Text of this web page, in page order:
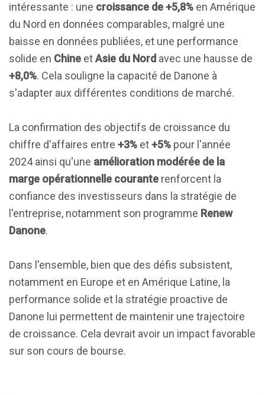
intéressante : une croissance de +5,8% en Amérique
du Nord en données comparables, malgré une
baisse en données publiées, et une performance
solide en Chine etAsie du Nord avec une hausse de
+8,0%. Cela souligne la capacité de Danone à
s'adapter aux différentes conditions de marché.
La confirmation des objectifs de croissance du
chiffre d'affaires entre +3% et+5% pour l'année
2024 ainsi qu'une amélioration modérée de la
marge opérationnelle courante renforcent la
confiance des investisseurs dans la stratégie de
l'entreprise, notamment son programme Renew
Danone.
Dans l'ensemble, bien que des défis subsistent,
notamment en Europe et en Amérique Latine, la
performance solide et la stratégie proactive de
Danone lui permettent de maintenir une trajectoire
de croissance. Cela devrait avoir un impact favorable
sur son cours de bourse.